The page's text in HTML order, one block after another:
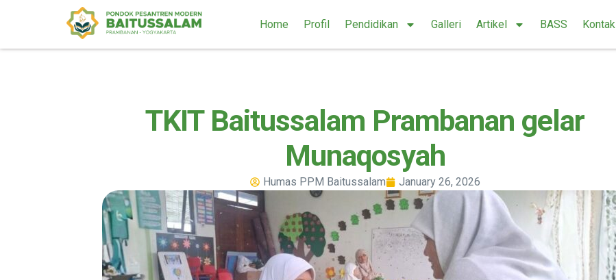
Home Profil Pendidikan Galleri Artikel BASS Kontak
TKIT Baitussalam Prambanan gelar
Munaqosyah
Humas PPM Baitussalam January 26, 2026